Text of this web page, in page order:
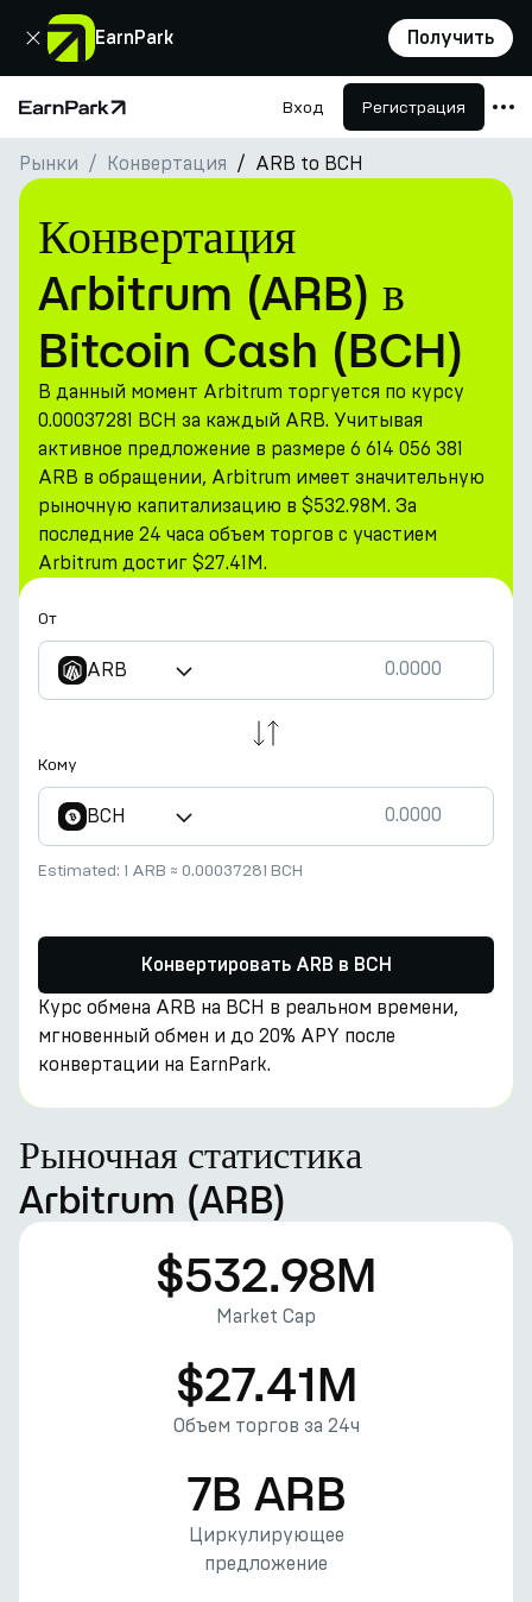
EarnPark Получить
Закрыть
Главная страница Вход Регистрация
Продукты
Рынки
Калькуляторы
Токен PARK
Ресурсы
Компания
Рынки Конвертация ARB to BCH
Конвертация
Arbitrum (ARB) в
Bitcoin Cash (BCH)
В данный момент Arbitrum торгуется по курсу
0.00037281 BCH за каждый ARB. Учитывая
активное предложение в размере 6 614 056 381
ARB в обращении, Arbitrum имеет значительную
рыночную капитализацию в $532.98M. За
последние 24 часа объем торгов с участием
Arbitrum достиг $27.41M.
От
ARB
Кому
BCH
Estimated: 1 ARB ≈ 0.00037281 BCH
Конвертировать ARB в BCH
Курс обмена ARB на BCH в реальном времени,
мгновенный обмен и до 20% APY после
конвертации на EarnPark.
Рыночная статистика
Arbitrum (ARB)
$532.98M
Market Cap
$27.41M
Объем торгов за 24ч
7B ARB
Циркулирующее
предложение